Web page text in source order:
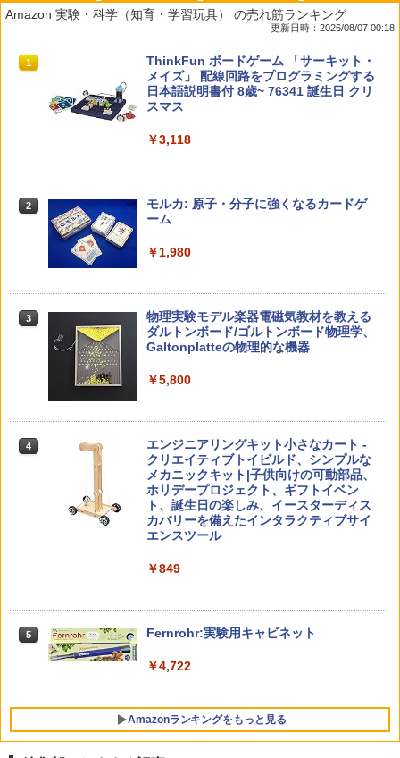
1 先生のためのGoogle AI完全攻略図鑑
￥-
￥2,200
3
カウンセリングとは何か 変化するという
こと (講談社現代新書 2787)
4
「ことばで伝える」ができない子どもた
ち 誰が〈ことばの力〉を育てるのか
￥1,870
ゼロからわかる！ みるみる図形に強く
￥1,430
1
Amazon Fire HD 10 キッズモデル (10イ
ンチ) ピンク 対象年齢3歳から 数千点の
キッズコンテンツが1年間使い放題
何回も書ける! れんしゅうボード ひらが
な・カタカナ・すうじ・ABC 3歳以上 知
【くもん出版公式特別セット】くもん出
版(KUMON PUBLISHING) くもんの日本
知育玩具 おもちゃ 5歳以上 KUMON PN-
￥4,046
Amazon Fire HD 10 キッズプロ (10イン
チ) ディズニー スティッチ エディション
対象年齢6歳から 数千点のキッズコンテ
ンツが1年間使い放題
￥26,980
5
くもん出版(KUMON PUBLISHING) ロジ
上 KUMON LK-10
1
タッチペンで音が聞ける!はじめてずかん
1000 英語つき ([バラエティ])
￥5,478
2
中学英語をもう一度ひとつひとつわかり
￥2,750
￥4,290
戦！編
￥1,320
OK（重版：10月上旬発送） (TJMOOK)
Amazon 実験・科学（知育・学習玩具） の売れ筋ランキング
更新日時：2026/08/07 00:18
1
ThinkFun ボードゲーム 「サーキット・
メイズ」 配線回路をプログラミングする
日本語説明書付 8歳~ 76341 誕生日 クリ
スマス
￥3,118
2
モルカ: 原子・分子に強くなるカードゲ
ーム
￥1,980
3
物理実験モデル楽器電磁気教材を教える
ダルトンボード/ゴルトンボード物理学、
Galtonplatteの物理的な機器
￥5,800
4
エンジニアリングキット小さなカート -
クリエイティブトイビルド、シンプルな
メカニックキット|子供向けの可動部品、
ホリデープロジェクト、ギフトイベン
ト、誕生日の楽しみ、イースターディス
カバリーを備えたインタラクティブサイ
エンスツール
￥849
5 Fernrohr:実験用キャビネット
￥4,722
Amazonランキングをもっと見る